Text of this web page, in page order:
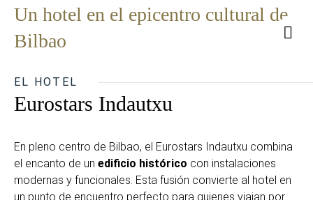
Un hotel en el epicentro cultural de
Bilbao
EL HOTEL
Eurostars Indautxu
En pleno centro de Bilbao, el Eurostars Indautxu combina
el encanto de un edificio histórico con instalaciones
modernas y funcionales. Esta fusión convierte al hotel en
un punto de encuentro perfecto para quienes viajan por